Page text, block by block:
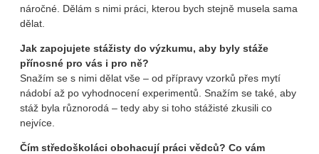
náročné. Dělám s nimi práci, kterou bych stejně musela sama
dělat.
Jak zapojujete stážisty do výzkumu, aby byly stáže
přínosné pro vás i pro ně?
Snažím se s nimi dělat vše – od přípravy vzorků přes mytí
nádobí až po vyhodnocení experimentů. Snažím se také, aby
stáž byla různorodá – tedy aby si toho stážisté zkusili co
nejvíce.
Čím středoškoláci obohacují práci vědců? Co vám